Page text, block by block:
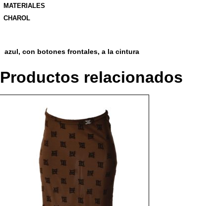
MATERIALES
CHAROL
azul, con botones frontales, a la cintura
Productos relacionados